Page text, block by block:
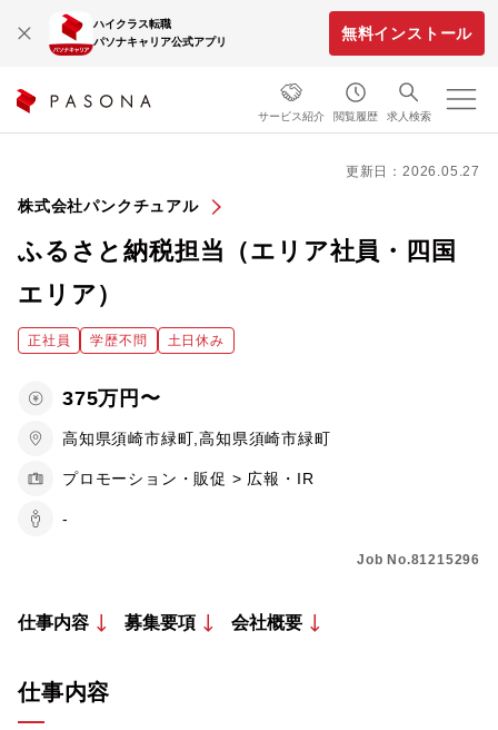
ハイクラス転職
パソナキャリア公式アプリ
無料インストール
サービス紹介 閲覧履歴 求人検索
更新日：2026.05.27
株式会社パンクチュアル
ふるさと納税担当（エリア社員・四国
エリア）
正社員 学歴不問 土日休み
375万円〜
高知県須崎市緑町,高知県須崎市緑町
プロモーション・販促 > 広報・IR
-
Job No.81215296
仕事内容 募集要項 会社概要
仕事内容